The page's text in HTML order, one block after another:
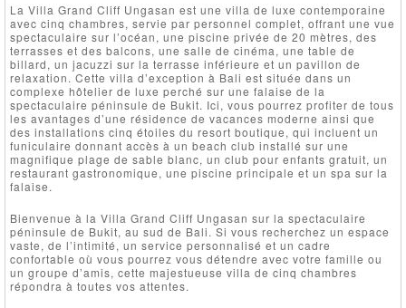
La Villa Grand Cliff Ungasan est une villa de luxe contemporaine
avec cinq chambres, servie par personnel complet, offrant une vue
spectaculaire sur l’océan, une piscine privée de 20 mètres, des
terrasses et des balcons, une salle de cinéma, une table de
billard, un jacuzzi sur la terrasse inférieure et un pavillon de
relaxation. Cette villa d’exception à Bali est située dans un
complexe hôtelier de luxe perché sur une falaise de la
spectaculaire péninsule de Bukit. Ici, vous pourrez profiter de tous
les avantages d’une résidence de vacances moderne ainsi que
des installations cinq étoiles du resort boutique, qui incluent un
funiculaire donnant accès à un beach club installé sur une
magnifique plage de sable blanc, un club pour enfants gratuit, un
restaurant gastronomique, une piscine principale et un spa sur la
falaise.
Bienvenue à la Villa Grand Cliff Ungasan sur la spectaculaire
péninsule de Bukit, au sud de Bali. Si vous recherchez un espace
vaste, de l’intimité, un service personnalisé et un cadre
confortable où vous pourrez vous détendre avec votre famille ou
un groupe d’amis, cette majestueuse villa de cinq chambres
répondra à toutes vos attentes.